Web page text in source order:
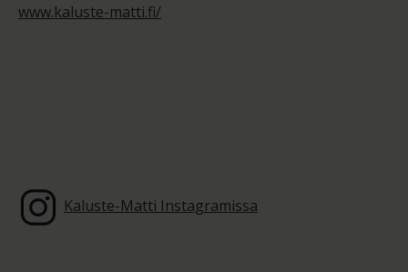
www.kaluste-matti.fi/
Kaluste-Matti Instagramissa